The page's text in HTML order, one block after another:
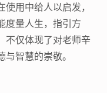
用中给人以启发，
度量人生，指引方
不仅体现了对老师辛
智慧的崇敬。